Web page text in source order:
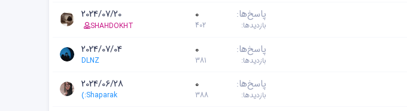
پاسخ‌ها 0
بازدیدها 402
2024/07/20
SHAHDOKHT
پاسخ‌ها 0
بازدیدها 381
2024/07/04
DLNZ
پاسخ‌ها 0
بازدیدها 388
2024/06/28
(:Shaparak